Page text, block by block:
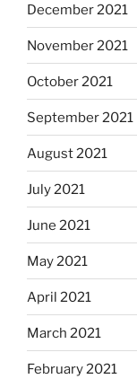
December 2021
November 2021
October 2021
September 2021
August 2021
July 2021
June 2021
May 2021
April 2021
March 2021
February 2021